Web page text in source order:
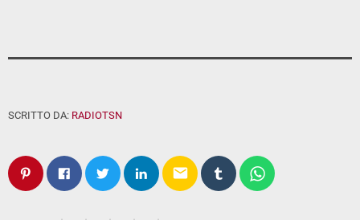
SCRITTO DA: RADIOTSN
email